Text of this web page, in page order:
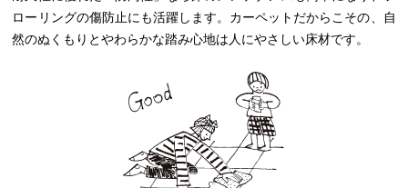
ローリングの傷防止にも活躍します。カーペットだからこその、自
然のぬくもりとやわらかな踏み心地は人にやさしい床材です。